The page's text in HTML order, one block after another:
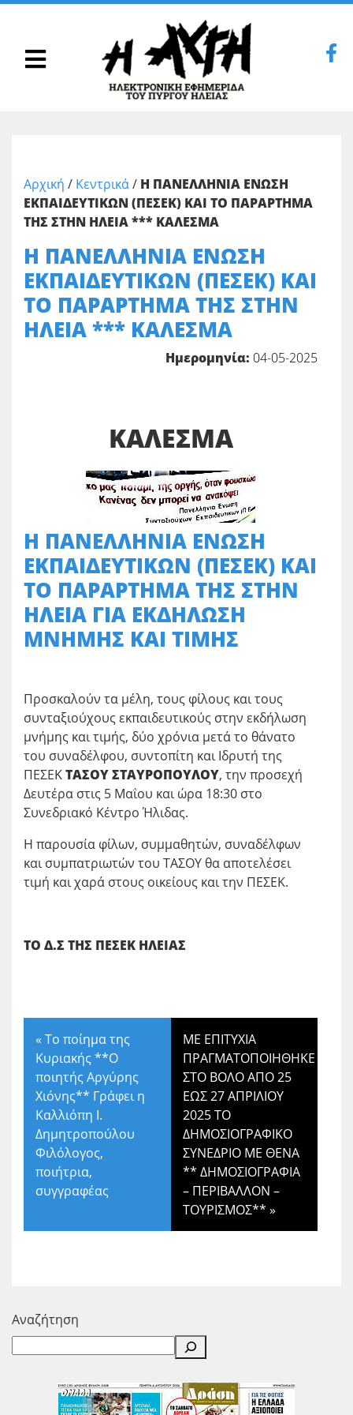
Αρχική / Κεντρικά/ Η ΠΑΝΕΛΛΗΝΙΑ ΕΝΩΣΗ
ΕΚΠΑΙΔΕΥΤΙΚΩΝ (ΠΕΣΕΚ) ΚΑΙ ΤΟ ΠΑΡΑΡΤΗΜΑ
ΤΗΣ ΣΤΗΝ ΗΛΕΙΑ *** ΚΑΛΕΣΜΑ
Η ΠΑΝΕΛΛΗΝΙΑ ΕΝΩΣΗ
ΕΚΠΑΙΔΕΥΤΙΚΩΝ (ΠΕΣΕΚ) ΚΑΙ
ΤΟ ΠΑΡΑΡΤΗΜΑ ΤΗΣ ΣΤΗΝ
ΗΛΕΙΑ *** ΚΑΛΕΣΜΑ
Ημερομηνία: 04-05-2025
ΚΑΛΕΣΜΑ
Η ΠΑΝΕΛΛΗΝΙΑ ΕΝΩΣΗ
ΕΚΠΑΙΔΕΥΤΙΚΩΝ (ΠΕΣΕΚ) ΚΑΙ
ΤΟ ΠΑΡΑΡΤΗΜΑ ΤΗΣ ΣΤΗΝ
ΗΛΕΙΑ ΓΙΑ ΕΚΔΗΛΩΣΗ
ΜΝΗΜΗΣ ΚΑΙ ΤΙΜΗΣ
Προσκαλούν τα μέλη, τους φίλους και τους
συνταξιούχους εκπαιδευτικούς στην εκδήλωση
μνήμης και τιμής, δύο χρόνια μετά το θάνατο
του συναδέλφου, συντοπίτη και Ιδρυτή της
ΠΕΣΕΚΤΑΣΟΥ ΣΤΑΥΡΟΠΟΥΛΟΥ, την προσεχή
Δευτέρα στις 5 Μαΐου και ώρα 18:30 στο
Συνεδριακό Κέντρο Ήλιδας.
Η παρουσία φίλων, συμμαθητών, συναδέλφων
και συμπατριωτών του ΤΑΣΟΥ θα αποτελέσει
τιμή και χαρά στους οικείους και την ΠΕΣΕΚ.
ΤΟ Δ.Σ ΤΗΣ ΠΕΣΕΚ ΗΛΕΙΑΣ
« Το ποίημα της
Κυριακής **Ο
ποιητής Αργύρης
Χιόνης** Γράφει η
Καλλιόπη Ι.
Δημητροπούλου
Φιλόλογος,
ποιήτρια,
συγγραφέας
ΜΕ ΕΠΙΤΥΧΙΑ
ΠΡΑΓΜΑΤΟΠΟΙΗΘΗΚΕ
ΣΤΟ ΒΟΛΟ ΑΠΟ 25
ΕΩΣ 27 ΑΠΡΙΛΙΟΥ
2025 ΤΟ
ΔΗΜΟΣΙΟΓΡΑΦΙΚΟ
ΣΥΝΕΔΡΙΟ ΜΕ ΘΕΝΑ
** ΔΗΜΟΣΙΟΓΡΑΦΙΑ
– ΠΕΡΙΒΑΛΛΟΝ –
ΤΟΥΡΙΣΜΟΣ** »
Αναζήτηση